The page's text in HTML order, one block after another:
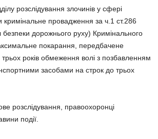
розслідування злочинів у сфері
кримінальне провадження за ч.1 ст.286
дорожнього руху) Кримінального
покарання, передбачене
трьох років обмеження волі з позбавленням
засобами на строк до трьох
розслідування, правоохоронці
події.